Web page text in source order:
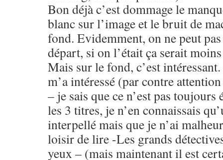
Bon déjà c’est dommage le
blanc sur l’image et le bruit de
fond. Evidemment, on ne peut
départ, si on l’était ça serait
Mais sur le fond, c’est
m’a intéressé (par contre
– je sais que ce n’est pas
les 3 titres, je n’en connaissais
interpellé mais que je n’ai
loisir de lire -Les grands
yeux – (mais maintenant il est